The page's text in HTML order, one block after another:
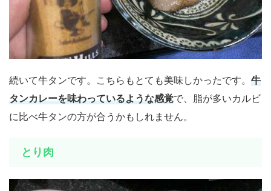
続いて牛タンです。こちらもとても美味しかったです。 牛
タンカレーを味わっているような感覚で、脂が多いカルビ
に比べ牛タンの方が合うかもしれません。
とり肉